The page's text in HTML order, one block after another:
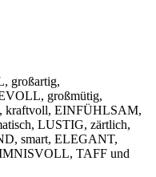
großartig,
großmütig,
kraftvoll, EINFÜHLSAM,
LUSTIG, zärtlich,
smart, ELEGANT,
TAFF und